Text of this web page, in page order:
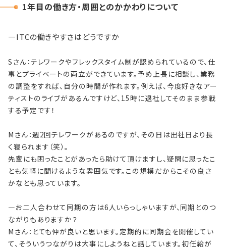
1年目の働き方・周囲とのかかわりについて
―ITCの働きやすさはどうですか
Sさん：テレワークやフレックスタイム制が認められているので、仕
事とプライベートの両立ができています。予め上長に相談し、業務
の調整をすれば、自分の時間が作れます。例えば、今度好きなアー
ティストのライブがあるんですけど、15時に退社してそのまま参戦
する予定です！
Mさん：週2回テレワークがあるのですが、その日は出社日より長
く寝られます（笑）。
先輩にも困ったことがあったら助けて頂けますし、疑問に思ったこ
とも気軽に聞けるような雰囲気です。この規模だからこその良さ
かなとも思っています。
―お二人合わせて同期の方は6人いらっしゃいますが、同期とのつ
ながりもありますか？
Mさん：とても仲が良いと思います。定期的に同期会を開催してい
て、そういうつながりは大事にしようねと話しています。初任給が